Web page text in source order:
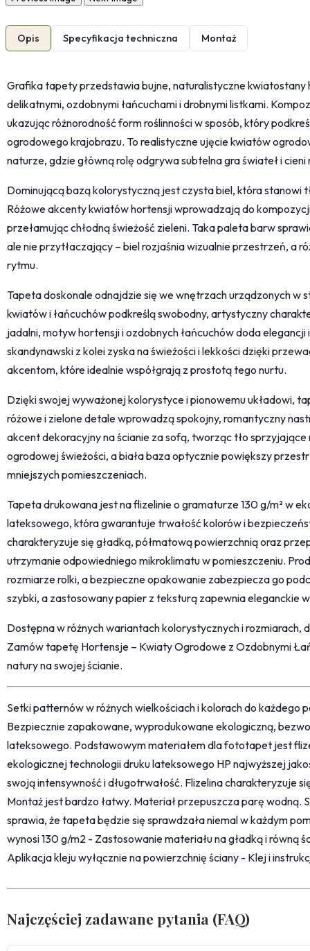
Opis Specyfikacja techniczna Montaż
Grafika tapety przedstawia bujne, naturalistyczne
delikatnymi, ozdobnymi łańcuchami i drobnymi listkami.
ukazując różnorodność form roślinności w sposób, który
ogrodowego krajobrazu. To realistyczne ujęcie kwiatów
naturze, gdzie główną rolę odgrywa subtelna gra świateł i cieni
Dominującą bazą kolorystyczną jest czysta biel, która stanowi
Różowe akcenty kwiatów hortensji wprowadzają do
przełamując chłodną świeżość zieleni. Taka paleta barw
ale nie przytłaczający – biel rozjaśnia wizualnie przestrzeń, a
rytmu.
Tapeta doskonale odnajdzie się we wnętrzach urządzonych w
kwiatów i łańcuchów podkreślą swobodny, artystyczny
jadalni, motyw hortensji i ozdobnych łańcuchów doda
skandynawski z kolei zyska na świeżości i lekkości dzięki
akcentom, które idealnie współgrają z prostotą tego nurtu.
Dzięki swojej wyważonej kolorystyce i pionowemu układowi,
różowe i zielone detale wprowadzą spokojny, romantyczny
akcent dekoracyjny na ścianie za sofą, tworząc tło
ogrodowej świeżości, a biała baza optycznie powiększy
mniejszych pomieszczeniach.
Tapeta drukowana jest na flizelinie o gramaturze 130 g/m² w
lateksowego, która gwarantuje trwałość kolorów i
charakteryzuje się gładką, półmatową powierzchnią oraz
utrzymanie odpowiedniego mikroklimatu w pomieszczeniu.
rozmiarze rolki, a bezpieczne opakowanie zabezpiecza go
szybki, a zastosowany papier z teksturą zapewnia eleganckie
Dostępna w różnych wariantach kolorystycznych i rozmiarach,
Zamów tapetę Hortensje – Kwiaty Ogrodowe z Ozdobnymi
natury na swojej ścianie.
Setki patternów w różnych wielkościach i kolorach do każdego
Bezpiecznie zapakowane, wyprodukowane ekologiczną,
lateksowego. Podstawowym materiałem dla fototapet jest
ekologicznej technologii druku lateksowego HP najwyższej
swoją intensywność i długotrwałość. Flizelina charakteryzuje
Montaż jest bardzo łatwy. Materiał przepuszcza parę wodną.
sprawia, że tapeta będzie się sprawdzała niemal w każdym
wynosi 130 g/m2 - Zastosowanie materiału na gładką i równą
Aplikacja kleju wyłącznie na powierzchnię ściany - Klej i
Najczęściej zadawane pytania (FAQ)